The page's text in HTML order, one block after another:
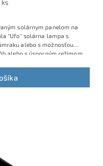
ks
solárnym panelom na
"Ufo" solárna lampa s
alebo s možnosťou
alebo s úsporným režimom